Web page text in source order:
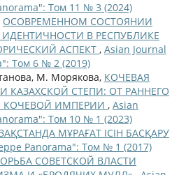
Том 11 № 3 (2024)
ОСОВРЕМЕННОМ СОСТОЯНИИ
В РЕСПУБЛИКЕ
АСПЕКТ , Asian Journal
Том 6 № 2 (2019)
М. Морякова, КОЧЕВАЯ
КАЗАХСКОЙ СТЕПИ: ОТ РАННЕГО
КОЧЕВОЙ ИМПЕРИИ , Asian
Том 10 № 1 (2023)
МҰРАҒАТ ІСІН БАСҚАРУ
Panorama": Том № 1 (2017)
СОВЕТСКОЙ ВЛАСТИ